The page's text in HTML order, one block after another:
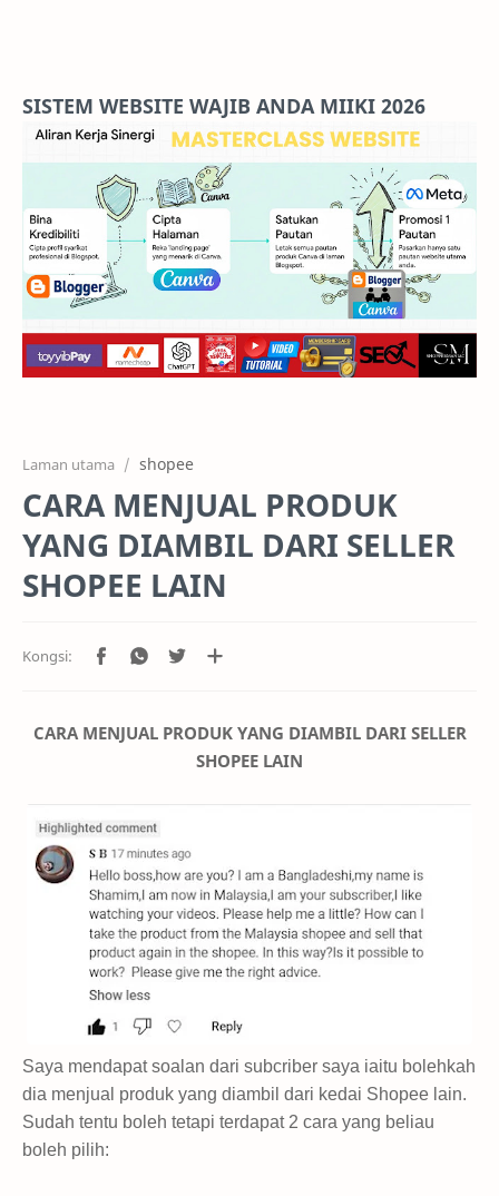
Features
Pricing
Services
RTL Mode
SISTEM WEBSITE WAJIB ANDA MIIKI 2026
Laman utama shopee
CARA MENJUAL PRODUK
YANG DIAMBIL DARI SELLER
SHOPEE LAIN
CARA MENJUAL PRODUK YANG DIAMBIL DARI SELLER
SHOPEE LAIN
Saya mendapat soalan dari subcriber saya iaitu bolehkah
dia menjual produk yang diambil dari kedai Shopee lain.
Sudah tentu boleh tetapi terdapat 2 cara yang beliau
boleh pilih: